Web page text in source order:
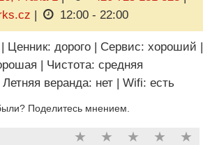
| 12:00 - 22:00
Ценник: дорого | Сервис: хороший |
| Чистота: средняя
Летняя веранда: нет | Wifi: есть
Поделитесь мнением.
★ ★ ★ ★ ★